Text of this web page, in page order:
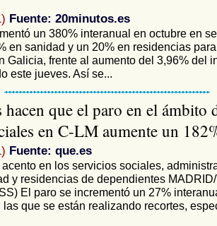
Fuente: 20minutos.es
un 380% interanual en octubre en
en sanidad y un 20% en residencias
Galicia, frente al aumento del 3,96% del
este jueves. Así se...
que el paro en el ámbito
en C-LM aumente un
Fuente: que.es
en los servicios sociales,
y residencias de dependientes
El paro se incrementó un 27%
las que se están realizando recortes,